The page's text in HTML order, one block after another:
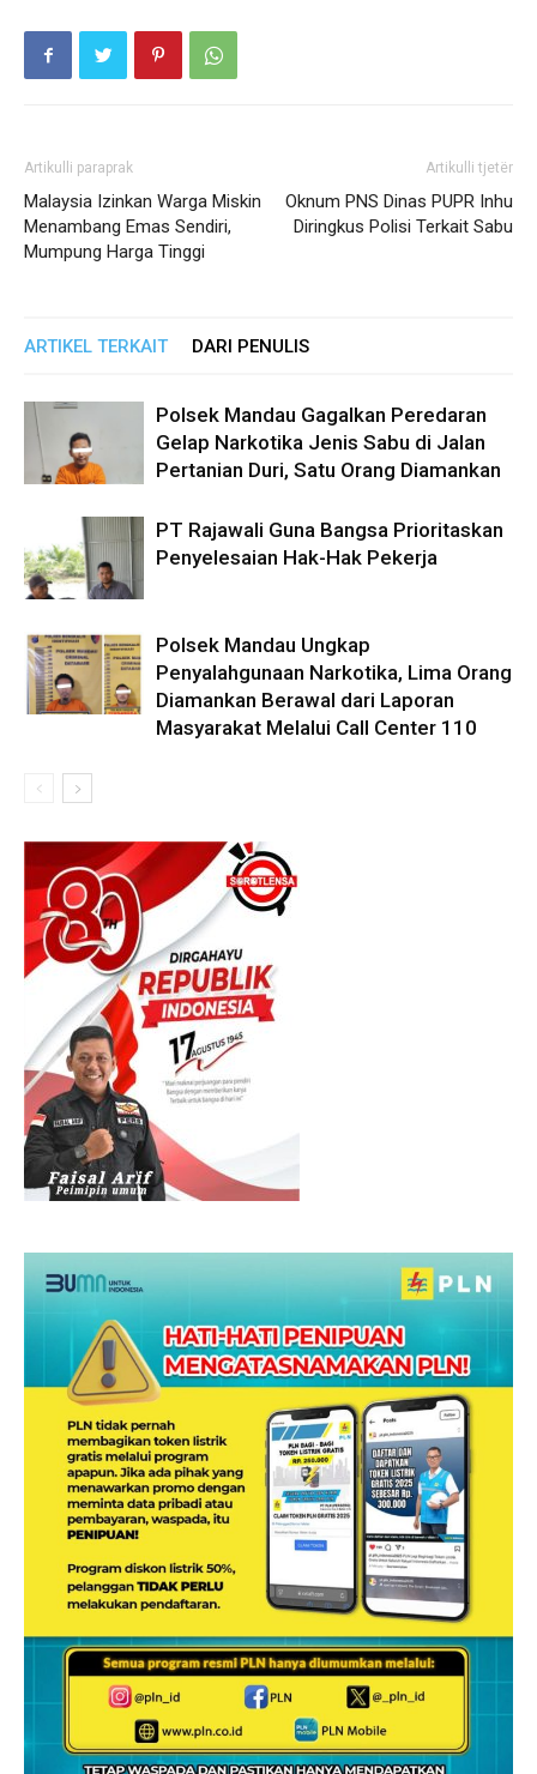
Artikulli paraprak
Malaysia Izinkan Warga Miskin
Menambang Emas Sendiri,
Mumpung Harga Tinggi
Artikulli tjetër
Oknum PNS Dinas PUPR Inhu
Diringkus Polisi Terkait Sabu
ARTIKEL TERKAIT DARI PENULIS
Polsek Mandau Gagalkan Peredaran
Gelap Narkotika Jenis Sabu di Jalan
Pertanian Duri, Satu Orang Diamankan
PT Rajawali Guna Bangsa Prioritaskan
Penyelesaian Hak-Hak Pekerja
Polsek Mandau Ungkap
Penyalahgunaan Narkotika, Lima Orang
Diamankan Berawal dari Laporan
Masyarakat Melalui Call Center 110